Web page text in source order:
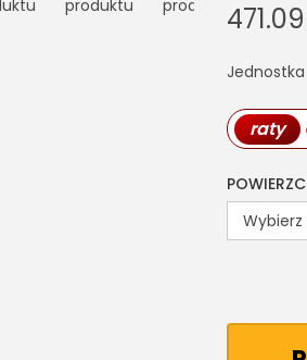
471.09
raty